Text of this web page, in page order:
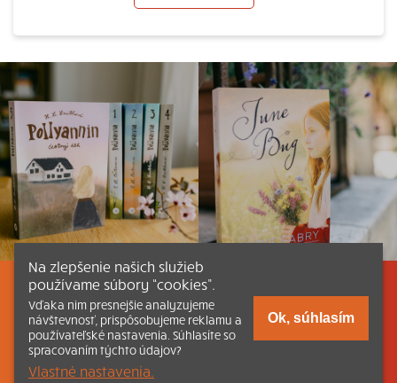
Listovať Obsah Dokumenty a články
Kontakt Tlačená verzia Katechizmu
© 2026 katechizmus.sk |
Na zlepšenie našich služieb
používame súbory “cookies”.
Vďaka nim presnejšie analyzujeme
návštevnosť, prispôsobujeme reklamu a
používateľské nastavenia. Súhlasíte so
spracovaním týchto údajov?
Vlastné nastavenia.
Ok, súhlasím